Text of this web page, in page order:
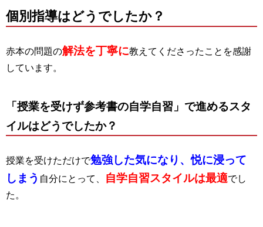
個別指導はどうでしたか？
赤本の問題の解法を丁寧に教えてくださったことを感謝
しています。
「授業を受けず参考書の自学自習」で進めるスタ
イルはどうでしたか？
授業を受けただけで勉強した気になり、悦に浸って
しまう 自分にとって、 自学自習スタイルは最適でし
た。